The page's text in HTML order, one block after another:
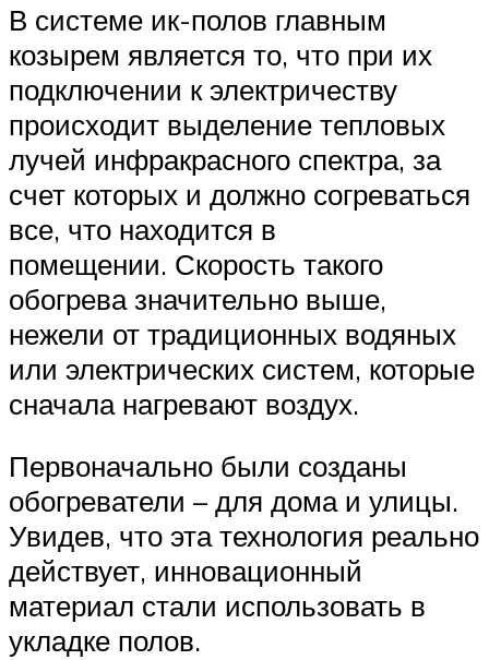
В системе ик-полов главным
козырем является то, что при их
подключении к электричеству
происходит выделение тепловых
лучей инфракрасного спектра, за
счет которых и должно согреваться
все, что находится в
помещении. Скорость такого
обогрева значительно выше,
нежели от традиционных водяных
или электрических систем, которые
сначала нагревают воздух.
Первоначально были созданы
обогреватели – для дома и улицы.
Увидев, что эта технология реально
действует, инновационный
материал стали использовать в
укладке полов.